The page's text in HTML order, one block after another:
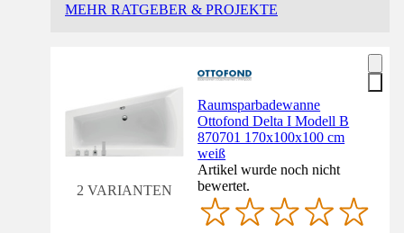
MEHR RATGEBER & PROJEKTE
2 VARIANTEN
Raumsparbadewanne
Ottofond Delta I Modell B
870701 170x100x100 cm
weiß
Artikel wurde noch nicht
bewertet.